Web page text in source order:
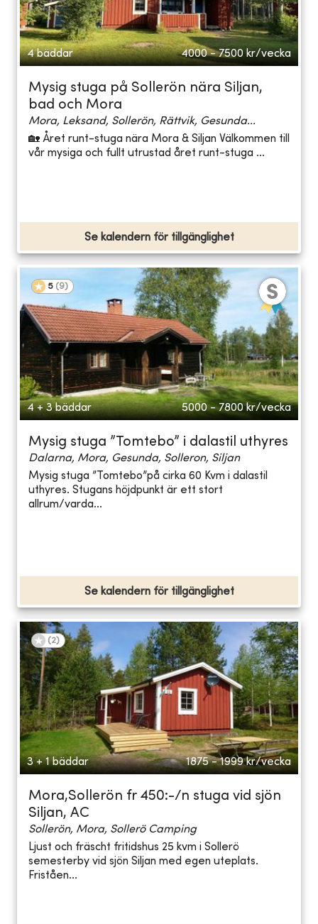
4 bäddar 4000 - 7500 kr/vecka
Mysig stuga på Sollerön nära Siljan,
bad och Mora
Mora, Leksand, Sollerön, Rättvik, Gesunda...
🏡 Året runt-stuga nära Mora & Siljan Välkommen till
vår mysiga och fullt utrustad året runt-stuga ...
Se kalendern för tillgänglighet
5 (9)
4 + 3 bäddar 5000 - 7800 kr/vecka
Mysig stuga ”Tomtebo” i dalastil uthyres
Dalarna, Mora, Gesunda, Solleron, Siljan
Mysig stuga ”Tomtebo”på cirka 60 Kvm i dalastil
uthyres. Stugans höjdpunkt är ett stort
allrum/varda...
Se kalendern för tillgänglighet
(2)
3 + 1 bäddar 1875 - 1999 kr/vecka
Mora,Sollerön fr 450:-/n stuga vid sjön
Siljan, AC
Sollerön, Mora, Sollerö Camping
Ljust och fräscht fritidshus 25 kvm i Sollerö
semesterby vid sjön Siljan med egen uteplats.
Friståen...